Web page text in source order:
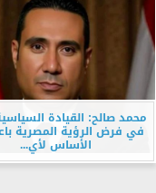
محمد صالح: القيادة
في فرض الرؤية المصرية
الأساس لأي...